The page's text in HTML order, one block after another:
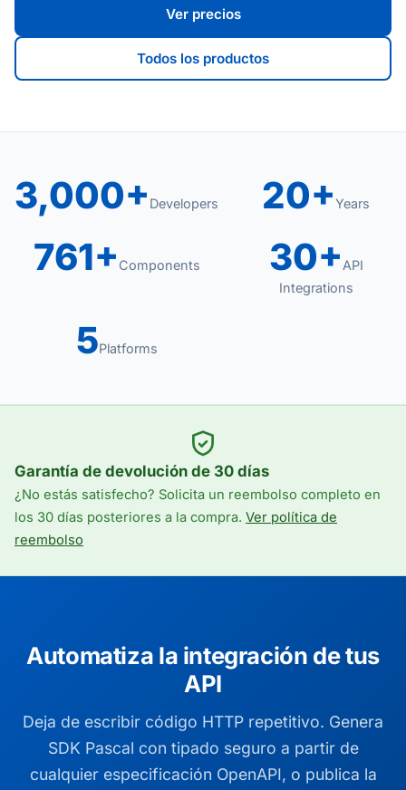
Ver precios
Todos los productos
3,000+ Developers 20+Years
761+ Components 30+ API
Integrations
5Platforms
Garantía de devolución de 30 días
¿No estás satisfecho? Solicita un reembolso completo en
los 30 días posteriores a la compra. Ver política de
reembolso
Automatiza la integración de tus
API
Deja de escribir código HTTP repetitivo. Genera
SDK Pascal con tipado seguro a partir de
cualquier especificación OpenAPI, o publica la